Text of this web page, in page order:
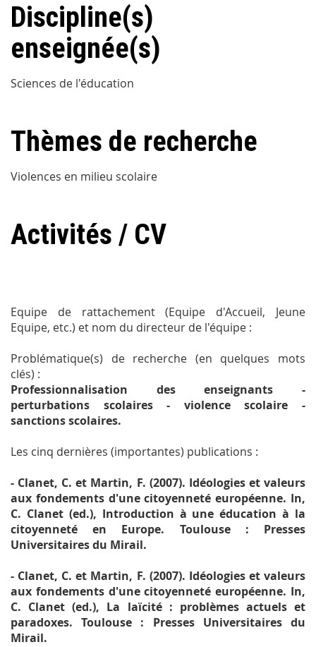
Discipline(s)
enseignée(s)
Sciences de l'éducation
Thèmes de recherche
Violences en milieu scolaire
Activités / CV
Equipe de rattachement (Equipe d'Accueil, Jeune
Equipe, etc.) et nom du directeur de l'équipe :
Problématique(s) de recherche (en quelques mots
clés) :
Professionnalisation des enseignants -
perturbations scolaires - violence scolaire -
sanctions scolaires.
Les cinq dernières (importantes) publications :
- Clanet, C. et Martin, F. (2007). Idéologies et valeurs
aux fondements d'une citoyenneté européenne. In,
C. Clanet (ed.), Introduction à une éducation à la
citoyenneté en Europe. Toulouse : Presses
Universitaires du Mirail.
- Clanet, C. et Martin, F. (2007). Idéologies et valeurs
aux fondements d'une citoyenneté européenne. In,
C. Clanet (ed.), La laïcité : problèmes actuels et
paradoxes.Toulouse : Presses Universitaires du
Mirail.